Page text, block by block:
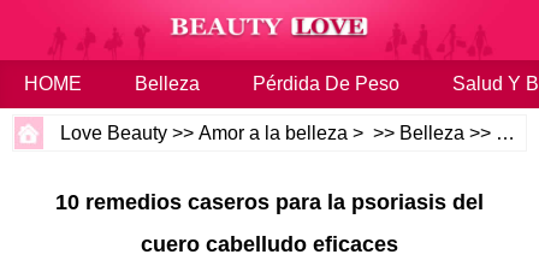
HOME Belleza Pérdida De Peso Salud Y
Love Beauty >>Amor a la belleza > >> Belleza >>
10 remedios caseros para la psoriasis del
cuero cabelludo eficaces